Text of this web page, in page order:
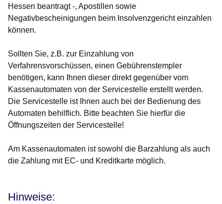
Hessen beantragt -, Apostillen sowie
Negativbescheinigungen beim Insolvenzgericht einzahlen
können.
Sollten Sie, z.B. zur Einzahlung von
Verfahrensvorschüssen, einen Gebührenstempler
benötigen, kann Ihnen dieser direkt gegenüber vom
Kassenautomaten von der Servicestelle erstellt werden.
Die Servicestelle ist Ihnen auch bei der Bedienung des
Automaten behilflich. Bitte beachten Sie hierfür die
Öffnungszeiten der Servicestelle!
Am Kassenautomaten ist sowohl die Barzahlung als auch
die Zahlung mit EC- und Kreditkarte möglich.
Hinweise: